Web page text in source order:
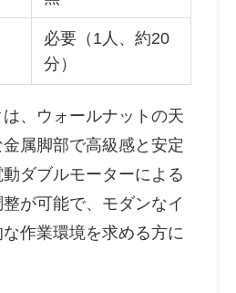
必要（1人、約20
分）
、ウォールナットの天
属脚部で高級感と安定
ダブルモーターによる
が可能で、モダンなイ
作業環境を求める方に